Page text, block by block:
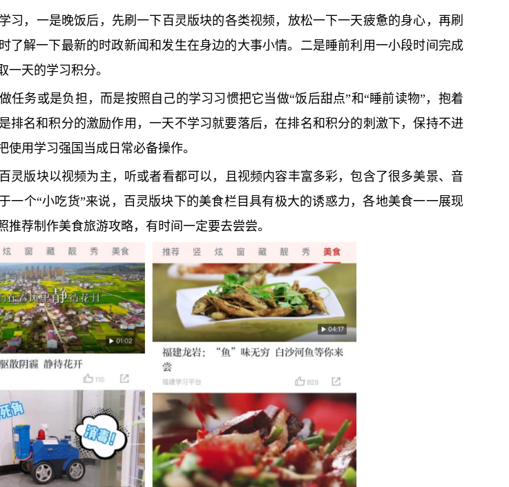
习，一是晚饭后，先刷一下百灵版块的各类视频，放松一下一天疲惫的身心，再刷
了解一下最新的时政新闻和发生在身边的大事小情。二是睡前利用一小段时间完成
一天的学习积分。
任务或是负担，而是按照自己的学习习惯把它当做“饭后甜点”和“睡前读物”，抱着
排名和积分的激励作用，一天不学习就要落后，在排名和积分的刺激下，保持不进
用学习强国当成日常必备操作。
灵版块以视频为主，听或者看都可以，且视频内容丰富多彩，包含了很多美景、音
一个“小吃货”来说，百灵版块下的美食栏目具有极大的诱惑力，各地美食一一展现
荐制作美食旅游攻略，有时间一定要去尝尝。